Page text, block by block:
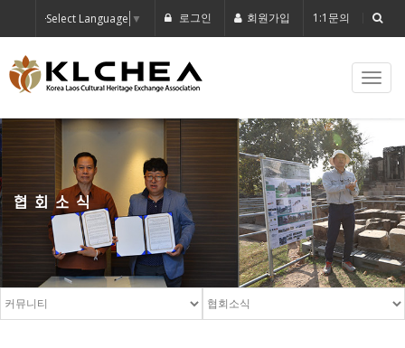
Select Language ▼ 로그인 회원가입 1:1문의
협회소식